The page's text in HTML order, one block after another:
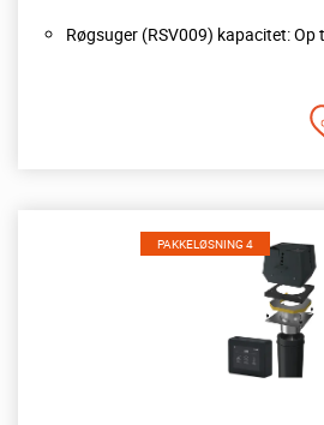
Røgsuger (RSV009) kapacitet: Op
PAKKELØSNING 4